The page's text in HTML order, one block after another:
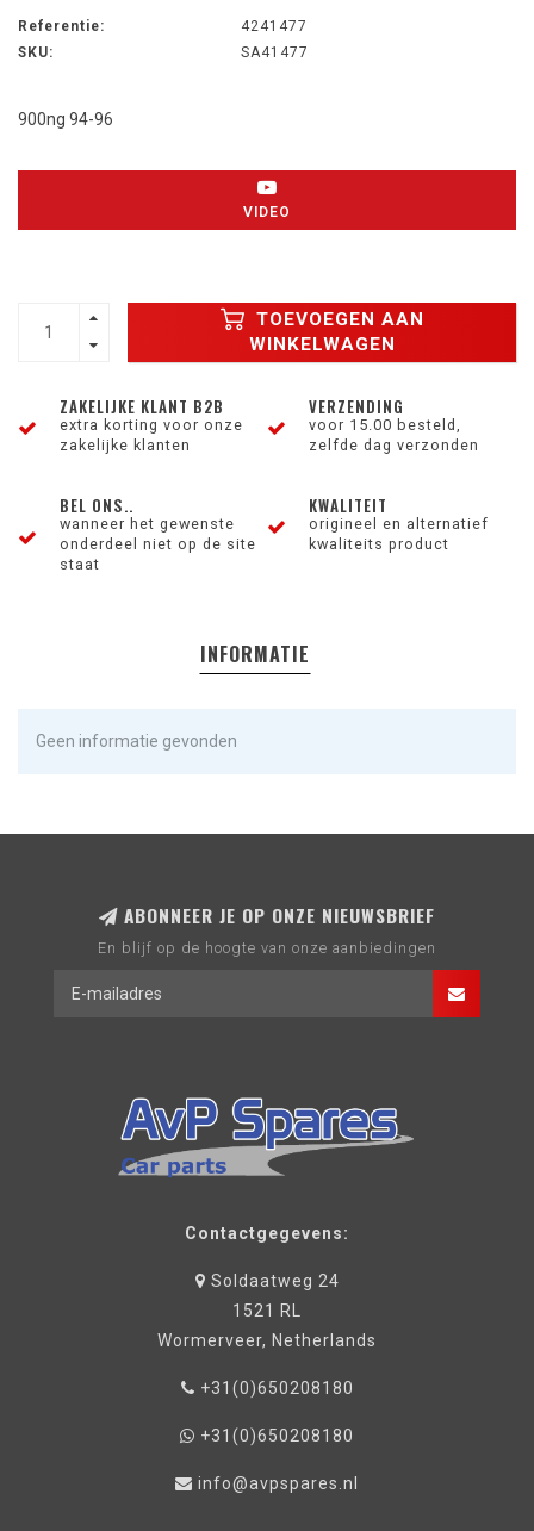
Referentie:
4241477
SKU:
SA41477
900ng 94-96
VIDEO
TOEVOEGEN AAN
WINKELWAGEN
ZAKELIJKE KLANT B2B
extra korting voor onze
zakelijke klanten
VERZENDING
voor 15.00 besteld,
zelfde dag verzonden
BEL ONS..
wanneer het gewenste
onderdeel niet op de site
staat
KWALITEIT
origineel en alternatief
kwaliteits product
INFORMATIE
Geen informatie gevonden
ABONNEER JE OP ONZE NIEUWSBRIEF
En blijf op de hoogte van onze aanbiedingen
Contactgegevens:
Soldaatweg 24
1521 RL
Wormerveer, Netherlands
+31(0)650208180
+31(0)650208180
info@avpspares.nl